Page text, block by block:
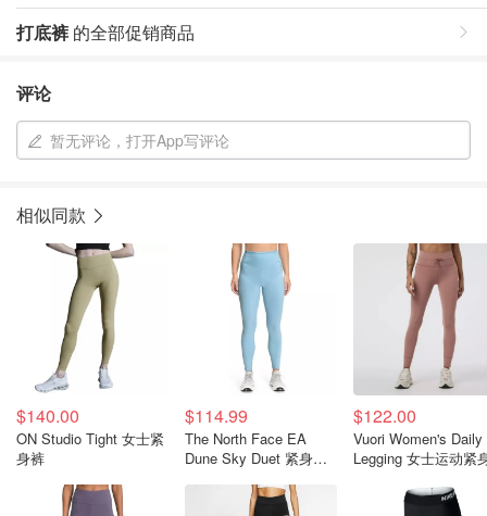
打底裤 的全部促销商品
评论
暂无评论，打开App写评论
相似同款
$140.00
ON Studio Tight 女士紧
身裤
$114.99
The North Face EA
Dune Sky Duet 紧身裤
$122.00
Vuori Women's Daily
Legging 女士运动紧